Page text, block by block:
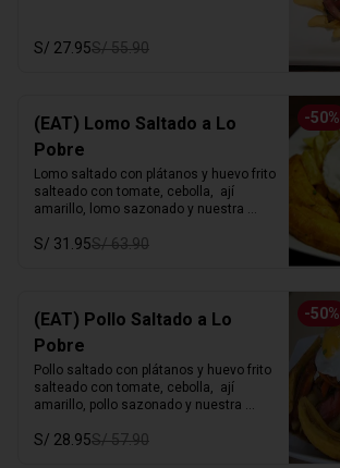
S/ 27.95S/ 55.90
-50%
(EAT) Lomo Saltado a Lo
Pobre
Lomo saltado con plátanos y huevo frito
salteado con tomate, cebolla,  ají
amarillo, lomo sazonado y nuestra
S/ 31.95S/ 63.90
-50%
(EAT) Pollo Saltado a Lo
Pobre
Pollo saltado con plátanos y huevo frito
salteado con tomate, cebolla,  ají
amarillo, pollo sazonado y nuestra
S/ 28.95S/ 57.90